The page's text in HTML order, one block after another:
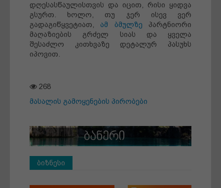
დღესასწაულისთვის და იცით, რისი ყიდვა
გსურთ. ხოლო, თუ ჯერ ისევ ვერ
გადაგიწყვეტიათ, ამ ბმულზე პარტნიორი
მაღაზიების გრძელ სიას და ყველა
შესაძლო კითხვაზე დეტალურ პასუხს
იპოვით.
268
მასალის გამოყენების პირობები
ბიზნესი